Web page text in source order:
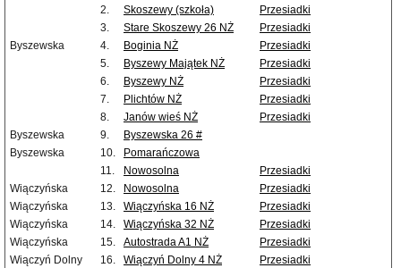
2.
Skoszewy (szkoła)
Przesiadki
3.
Stare Skoszewy 26 NŻ
Przesiadki
Byszewska
4. Boginia NŻ
Przesiadki
5.
Byszewy Majątek NŻ
Przesiadki
6.
Byszewy NŻ
Przesiadki
7.
Plichtów NŻ
Przesiadki
8.
Janów wieś NŻ
Przesiadki
Byszewska
9.
Byszewska 26 #
Byszewska
10.
Pomarańczowa
11.
Nowosolna
Przesiadki
Wiączyńska
12. Nowosolna
Przesiadki
Wiączyńska
13. Wiączyńska 16 NŻ
Przesiadki
Wiączyńska
14. Wiączyńska 32 NŻ
Przesiadki
Wiączyńska
15. Autostrada A1 NŻ
Przesiadki
Wiączyń Dolny
16. Wiączyń Dolny 4 NŻ
Przesiadki